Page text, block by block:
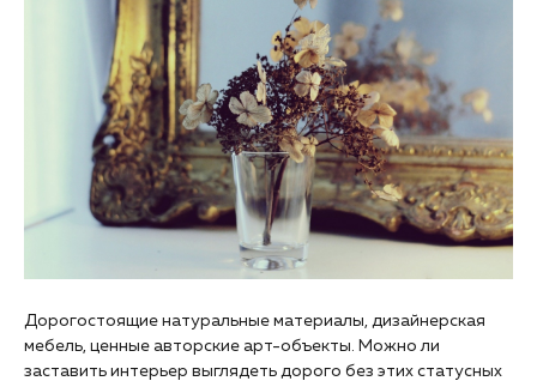
Дорогостоящие натуральные материалы, дизайнерская
мебель, ценные авторские арт-объекты. Можно ли
заставить интерьер выглядеть дорого без этих статусных